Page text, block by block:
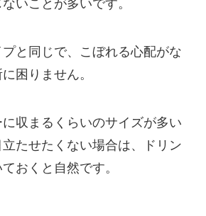
と同じで、こぼれる心配がな
困りません。
収まるくらいのサイズが多い
たせたくない場合は、ドリン
おくと自然です。